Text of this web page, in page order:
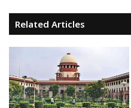
Related Articles